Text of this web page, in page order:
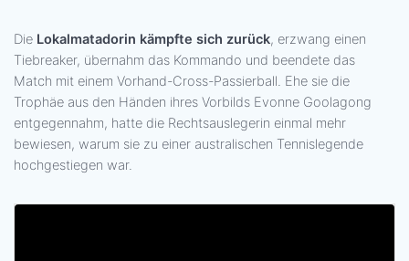
Die Lokalmatadorin kämpfte sich zurück, erzwang einen
Tiebreaker, übernahm das Kommando und beendete das
Match mit einem Vorhand-Cross-Passierball. Ehe sie die
Trophäe aus den Händen ihres Vorbilds Evonne Goolagong
entgegennahm, hatte die Rechtsauslegerin einmal mehr
bewiesen, warum sie zu einer australischen Tennislegende
hochgestiegen war.